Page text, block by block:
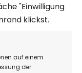
"Einwilligung
klickst.
auf einem
der